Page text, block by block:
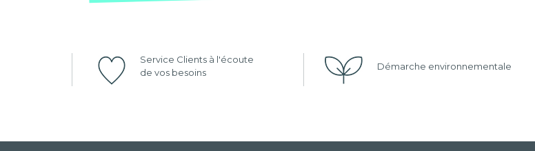
Service Clients à l'écoute
de vos besoins
Démarche environnementale